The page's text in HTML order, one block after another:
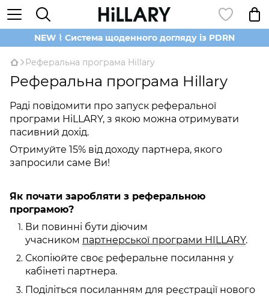
NEW ⌇ Система щоденного догляду із PDRN
Реферальна програма Hillary
Реферальна програма Hillary
Раді повідомити про запуск реферальної
програми HіLLARY, з якою можна отримувати
пасивний дохід.
Отримуйте 15% від доходу партнера, якого
запросили саме Ви!
Як почати заробляти з реферальною
програмою?
Ви повинні бути діючим
учасником партнерської програми HILLARY.
Скопіюйте своє реферальне посилання у
кабінеті партнера.
Поділіться посиланням для реєстрації нового